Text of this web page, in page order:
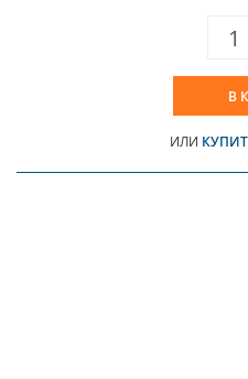
В
ИЛИ